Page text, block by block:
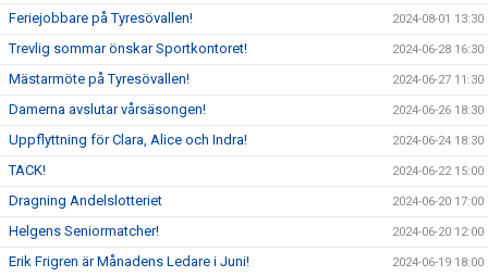
Feriejobbare på Tyresövallen! 2024-08-01 13:30
Trevlig sommar önskar Sportkontoret! 2024-06-28 16:30
Mästarmöte på Tyresövallen! 2024-06-27 11:30
Damerna avslutar vårsäsongen! 2024-06-26 18:30
Uppflyttning för Clara, Alice och Indra! 2024-06-24 18:30
TACK! 2024-06-22 15:00
Dragning Andelslotteriet 2024-06-20 17:00
Helgens Seniormatcher! 2024-06-20 12:00
Erik Frigren är Månadens Ledare i Juni! 2024-06-19 18:00